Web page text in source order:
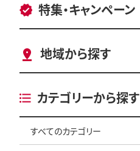
特集・キャンペーン
地域から探す
カテゴリーから探す
すべてのカテゴリー